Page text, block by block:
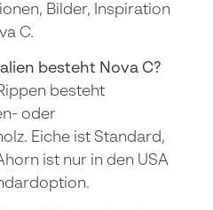
Bilder, Inspiration
C.
besteht Nova C?
besteht
oder
Eiche ist Standard,
ist nur in den USA